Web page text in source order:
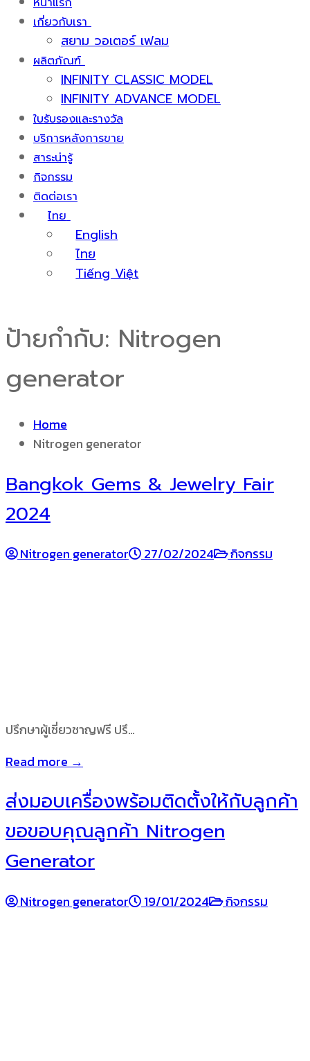
เกี่ยวกับเรา
สยาม วอเตอร์ เฟลม
ผลิตภัณฑ์
INFINITY CLASSIC MODEL
INFINITY ADVANCE MODEL
ใบรับรองและรางวัล
บริการหลังการขาย
สาระน่ารู้
กิจกรรม
ติดต่อเรา
ไทย
English
ไทย
Tiếng Việt
ป้ายกำกับ: Nitrogen
generator
Home
Nitrogen generator
Bangkok Gems & Jewelry Fair
2024
Nitrogen generator 27/02/2024 กิจกรรม
ปรึกษาผู้เชี่ยวชาญฟรี ปรึ…
Read more →
ส่งมอบเครื่องพร้อมติดตั้งให้กับลูกค้า
ขอขอบคุณลูกค้า Nitrogen
Generator
Nitrogen generator 19/01/2024 กิจกรรม